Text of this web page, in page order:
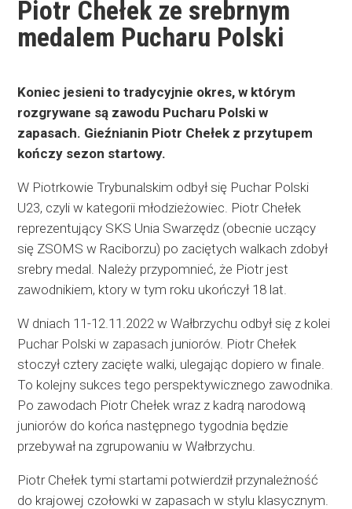
Piotr Chełek ze srebrnym
medalem Pucharu Polski
Koniec jesieni to tradycyjnie okres, w którym
rozgrywane są zawodu Pucharu Polski w
zapasach. Gieźnianin Piotr Chełek z przytupem
kończy sezon startowy.
W Piotrkowie Trybunalskim odbył się Puchar Polski
U23, czyli w kategorii młodzieżowiec. Piotr Chełek
reprezentujący SKS Unia Swarzędz (obecnie uczący
się ZSOMS w Raciborzu) po zaciętych walkach zdobył
srebry medal. Należy przypomnieć, że Piotr jest
zawodnikiem, ktory w tym roku ukończył 18 lat.
W dniach 11-12.11.2022 w Wałbrzychu odbył się z kolei
Puchar Polski w zapasach juniorów. Piotr Chełek
stoczył cztery zacięte walki, ulegając dopiero w finale.
To kolejny sukces tego perspektywicznego zawodnika.
Po zawodach Piotr Chełek wraz z kadrą narodową
juniorów do końca następnego tygodnia będzie
przebywał na zgrupowaniu w Wałbrzychu.
Piotr Chełek tymi startami potwierdził przynależność
do krajowej czołowki w zapasach w stylu klasycznym.